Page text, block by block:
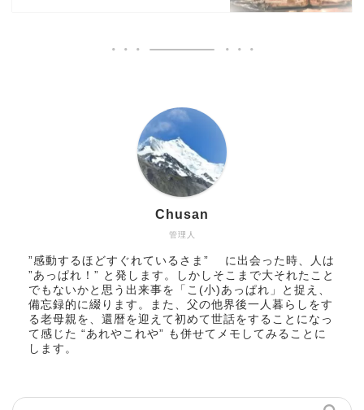
管理人
Chusan
”感動するほどすぐれているさま” に出会った時、人は
”あっぱれ！” と発します。しかしそこまで大それたこと
でもないかと思う出来事を「こ(小)あっぱれ」と捉え、
備忘録的に綴ります。また、父の他界後一人暮らしをす
る老母親を、還暦を迎えて初めて世話をすることになっ
て感じた “あれやこれや” も併せてメモしてみることに
します。